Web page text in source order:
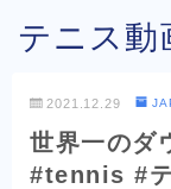
テニス動
2021.12.29
世界一のダ
#tennis #